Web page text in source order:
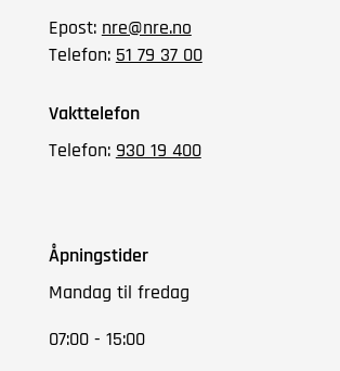
Epost: nre@nre.no
Telefon: 51 79 37 00
Vakttelefon
Telefon: 930 19 400
Åpningstider
Mandag til fredag
07:00 - 15:00